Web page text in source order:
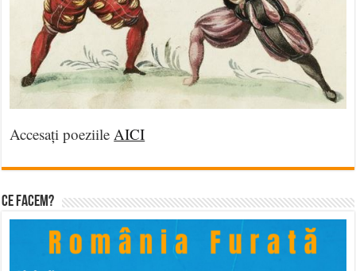
Accesați poeziile AICI
Ce facem?